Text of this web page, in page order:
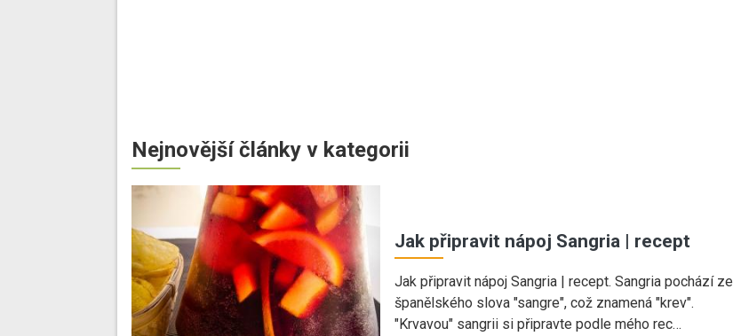
Nejnovější články v kategorii
Jak připravit nápoj Sangria | recept
Jak připravit nápoj Sangria | recept. Sangria pochází ze
španělského slova "sangre", což znamená "krev".
"Krvavou" sangrii si připravte podle mého rec…